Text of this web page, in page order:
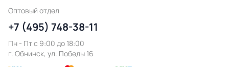
Оптовый отдел
+7 (495) 748-38-11
Пн - Пт c 9:00 до 18:00
г. Обнинск, ул. Победы 16